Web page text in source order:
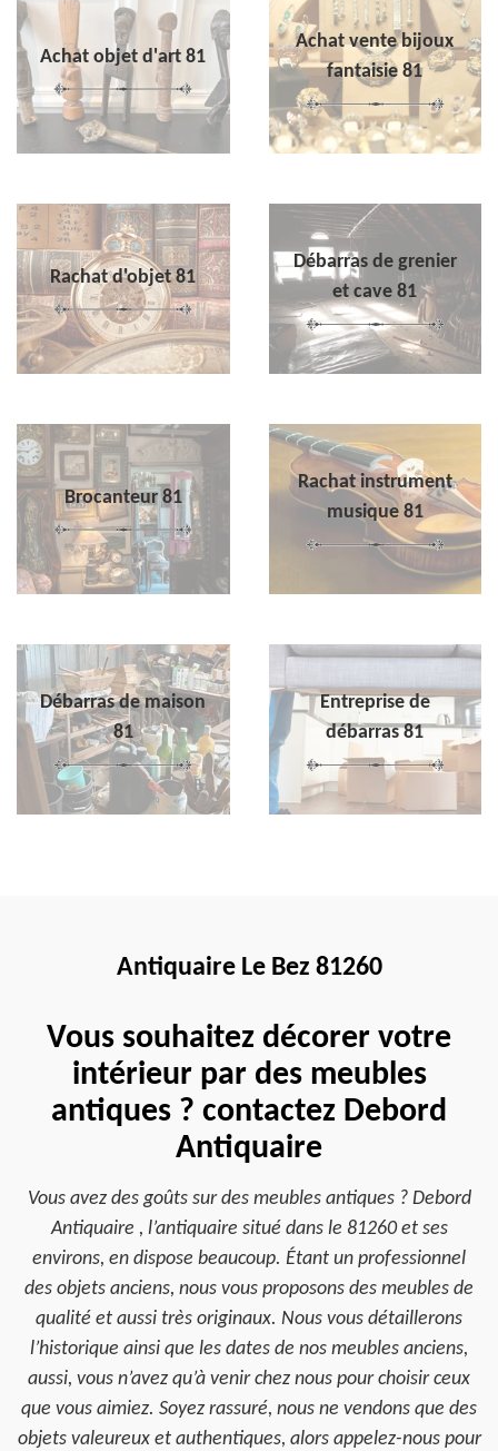
Achat objet d'art 81
Achat vente bijoux
fantaisie 81
Rachat d'objet 81
Débarras de grenier
et cave 81
Brocanteur 81
Rachat instrument
musique 81
Débarras de maison
81
Entreprise de
débarras 81
Antiquaire Le Bez 81260
Vous souhaitez décorer votre
intérieur par des meubles
antiques ? contactez Debord
Antiquaire
Vous avez des goûts sur des meubles antiques ? Debord
Antiquaire , l’antiquaire situé dans le 81260 et ses
environs, en dispose beaucoup. Étant un professionnel
des objets anciens, nous vous proposons des meubles de
qualité et aussi très originaux. Nous vous détaillerons
l’historique ainsi que les dates de nos meubles anciens,
aussi, vous n’avez qu’à venir chez nous pour choisir ceux
que vous aimiez. Soyez rassuré, nous ne vendons que des
objets valeureux et authentiques, alors appelez-nous pour